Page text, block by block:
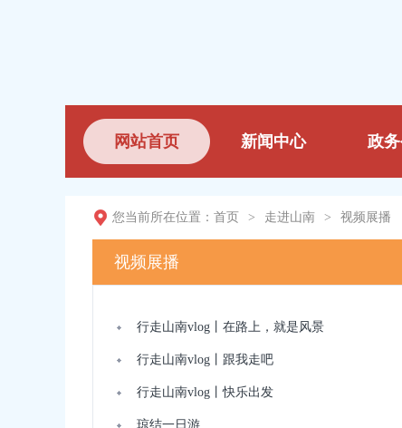
网站首页 新闻中心 政
您当前所在位置： 首页 > 走进山南 > 视频展播
视频展播
行走山南vlog丨在路上，就是风景
行走山南vlog丨跟我走吧
行走山南vlog丨快乐出发
琼结一日游